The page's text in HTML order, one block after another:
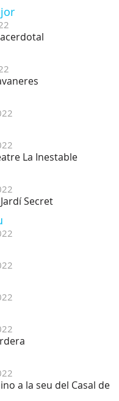
La Inestable
Secret
a la seu del Casal de